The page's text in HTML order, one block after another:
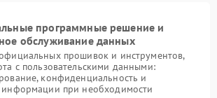
программные решение и
обслуживание данных
прошивок и инструментов,
с пользовательскими данными:
конфиденциальность и
информации при необходимости